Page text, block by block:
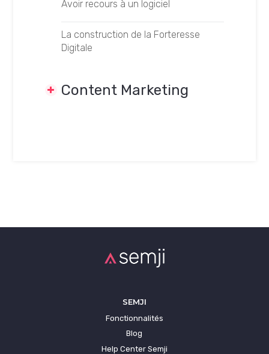
Yooda Insight
Avoir recours à un logiciel
La construction de la Forteresse
Digitale
Content Marketing
Comprendre le SEO Content
Comprendre l’Inbound Marketing
La curation de contenu
SEMJI
Fonctionnalités
Blog
Help Center Semji